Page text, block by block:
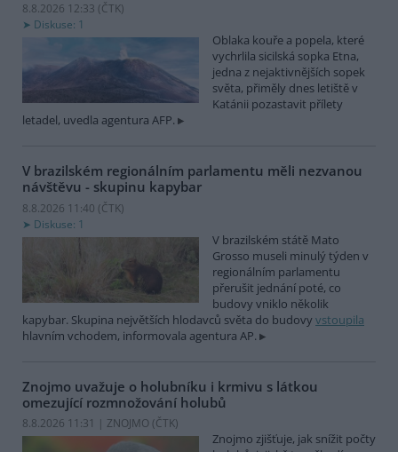
8.8.2026 12:33 (ČTK)
Diskuse: 1
Oblaka kouře a popela, které
vychrlila sicilská sopka Etna,
jedna z nejaktivnějších sopek
světa, přiměly dnes letiště v
Katánii pozastavit přílety
letadel, uvedla agentura AFP.
V brazilském regionálním parlamentu měli nezvanou
návštěvu - skupinu kapybar
8.8.2026 11:40 (ČTK)
Diskuse: 1
V brazilském státě Mato
Grosso museli minulý týden v
regionálním parlamentu
přerušit jednání poté, co
budovy vniklo několik
kapybar. Skupina největších hlodavců světa do budovy vstoupila
hlavním vchodem, informovala agentura AP.
Znojmo uvažuje o holubníku i krmivu s látkou
omezující rozmnožování holubů
8.8.2026 11:31 | ZNOJMO (ČTK)
Znojmo zjišťuje, jak snížit počty